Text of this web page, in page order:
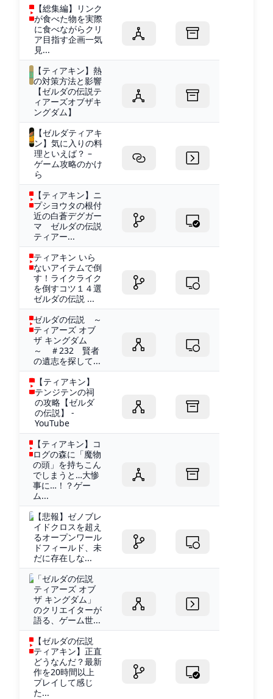
【総集編】リンク
が食べた物を実際
に食べながらクリ
ア目指す企画一気
見...
【ティアキン】熱
の対策方法と影響
【ゼルダの伝説テ
ィアーズオブザキ
ングダム】
【ゼルダティアキ
ン】気に入りの料
理といえば？ –
ゲーム攻略のかけ
ら
【ティアキン】ニ
プシヨウタの根付
近の白蒼デグガー
マ ゼルダの伝説
ティアー...
ティアキン いら
ないアイテムで倒
す！ライクライク
を倒すコツ１４選
ゼルダの伝説 ...
ゼルダの伝説 ～
ティアーズ オブ
ザ キングダム
～ ＃232 賢者
の遺志を探して...
【ティアキン】
テンジテンの祠
の攻略【ゼルダ
の伝説】 -
YouTube
【ティアキン】コ
ログの森に「魔物
の頭」を持ちこん
でしまうと…大惨
事に…！？ゲー
ム...
【悲報】ゼノブレ
イドクロスを超え
るオープンワール
ドフィールド、未
だに存在しな...
「ゼルダの伝説
ティアーズ オブ
ザ キングダム」
のクリエイターが
語る、ゲーム世...
【ゼルダの伝説
ティアキン】正直
どうなんだ？最新
作を20時間以上
プレイして感じ
た...